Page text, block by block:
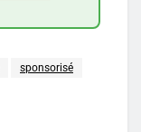
sponsorisé